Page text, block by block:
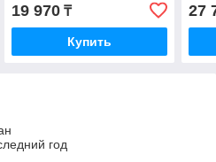
19 970₸
Купить
27
год